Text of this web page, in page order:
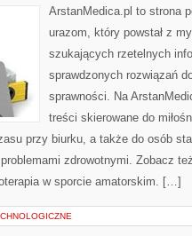
ArstanMedica.pl to strona
urazom, który powstał z
szukających rzetelnych
sprawdzonych rozwiązań
sprawności. Na
treści skierowane do
przy biurku, a także do osób
zdrowotnymi. Zobacz
w sporcie amatorskim. […]